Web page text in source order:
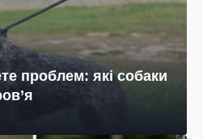
проблем: які собаки